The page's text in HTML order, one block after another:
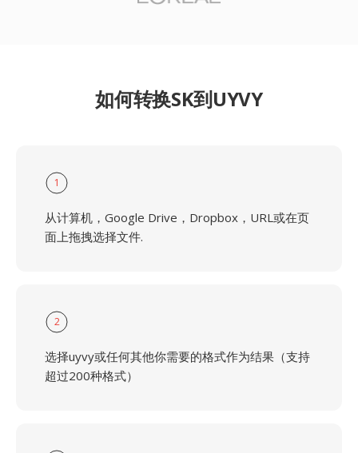
如何转换SK到UYVY
1
从计算机，Google Drive，Dropbox，URL或在页
面上拖拽选择文件.
2
选择uyvy或任何其他你需要的格式作为结果（支持
超过200种格式）